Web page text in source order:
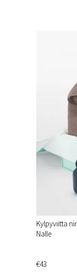
Kylpyviitta
Nalle
€43